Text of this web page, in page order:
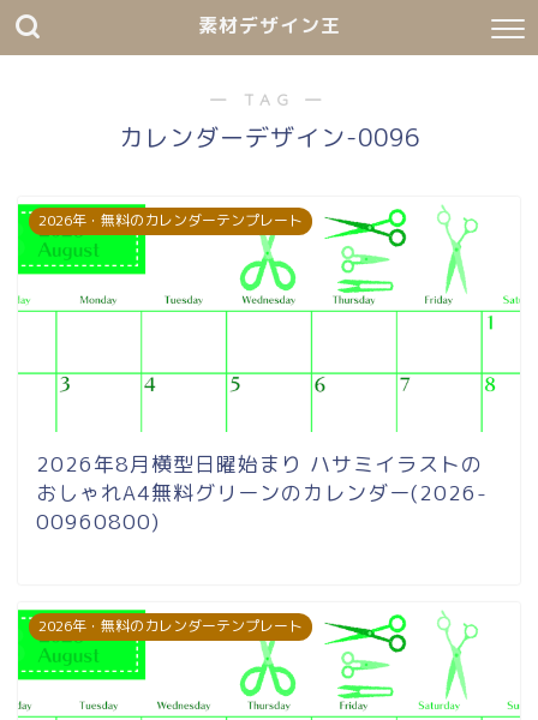
素材デザイン王
― TAG ―
カレンダーデザイン-0096
2026年・無料のカレンダーテンプレート
2026年8月横型日曜始まり ハサミイラストの
おしゃれA4無料グリーンのカレンダー(2026-
00960800)
2026年・無料のカレンダーテンプレート